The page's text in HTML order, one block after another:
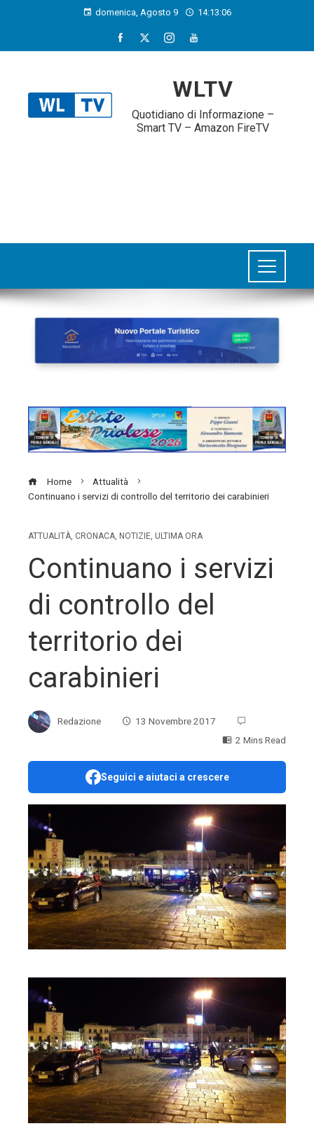
domenica, Agosto 9 14:13:07
WLTV
Quotidiano di Informazione –
Smart TV – Amazon FireTV
Home
Attualità
Continuano i servizi di controllo del territorio dei carabinieri
ATTUALITÀ, CRONACA, NOTIZIE, ULTIMA ORA
Continuano i servizi
di controllo del
territorio dei
carabinieri
Redazione
13 Novembre 2017
2 Mins Read
Seguici e aiutaci a crescere